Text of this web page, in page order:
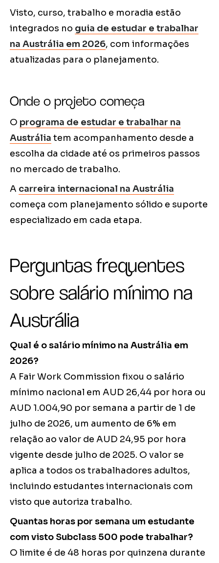
Visto, curso, trabalho e moradia estão
integrados no guia de estudar e trabalhar
na Austrália em 2026, com informações
atualizadas para o planejamento.
Onde o projeto começa
O programa de estudar e trabalhar na
Austrália tem acompanhamento desde a
escolha da cidade até os primeiros passos
no mercado de trabalho.
A carreira internacional na Austrália
começa com planejamento sólido e suporte
especializado em cada etapa.
Perguntas frequentes
sobre salário mínimo na
Austrália
Qual é o salário mínimo na Austrália em
2026?
A Fair Work Commission fixou o salário
mínimo nacional em AUD 26,44 por hora ou
AUD 1.004,90 por semana a partir de 1 de
julho de 2026, um aumento de 6% em
relação ao valor de AUD 24,95 por hora
vigente desde julho de 2025. O valor se
aplica a todos os trabalhadores adultos,
incluindo estudantes internacionais com
visto que autoriza trabalho.
Quantas horas por semana um estudante
com visto Subclass 500 pode trabalhar?
O limite é de 48 horas por quinzena durante